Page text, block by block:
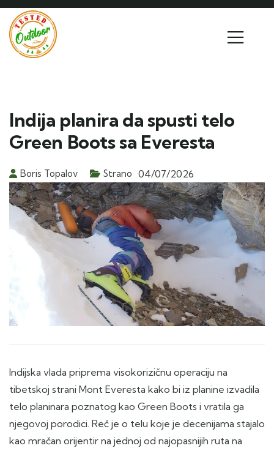
Indija planira da spusti telo
Green Boots sa Everesta
Boris Topalov Strano 04/07/2026
Indijska vlada priprema visokorizičnu operaciju na
tibetskoj strani Mont Everesta kako bi iz planine izvadila
telo planinara poznatog kao Green Boots i vratila ga
njegovoj porodici. Reč je o telu koje je decenijama stajalo
kao mračan orijentir na jednoj od najopasnijih ruta na